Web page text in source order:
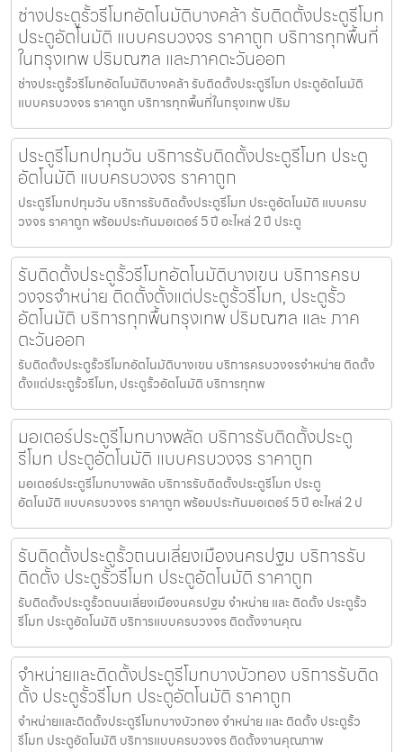
ช่างประตูรั้วรีโมทอัตโนมัติบางคล้า รับติดตั้งประตูรีโมท
ประตูอัตโนมัติ แบบครบวงจร ราคาถูก บริการทุกพื้นที่
ในกรุงเทพ ปริมณฑล และภาคตะวันออก
ช่างประตูรั้วรีโมทอัตโนมัติบางคล้า รับติดตั้งประตูรีโมท ประตูอัตโนมัติ
แบบครบวงจร ราคาถูก บริการทุกพื้นที่ในกรุงเทพ ปริม
ประตูรีโมทปทุมวัน บริการรับติดตั้งประตูรีโมท ประตู
อัตโนมัติ แบบครบวงจร ราคาถูก
ประตูรีโมทปทุมวัน บริการรับติดตั้งประตูรีโมท ประตูอัตโนมัติ แบบครบ
วงจร ราคาถูก พร้อมประกันมอเตอร์ 5 ปี อะไหล่ 2 ปี ประตู
รับติดตั้งประตูรั้วรีโมทอัตโนมัติบางเขน บริการครบ
วงจรจำหน่าย ติดตั้งตั้งแต่ประตูรั้วรีโมท, ประตูรั้ว
อัตโนมัติ บริการทุกพื้นกรุงเทพ ปริมณฑล และ ภาค
ตะวันออก
รับติดตั้งประตูรั้วรีโมทอัตโนมัติบางเขน บริการครบวงจรจำหน่าย ติดตั้ง
ตั้งแต่ประตูรั้วรีโมท, ประตูรั้วอัตโนมัติ บริการทุกพ
มอเตอร์ประตูรีโมทบางพลัด บริการรับติดตั้งประตู
รีโมท ประตูอัตโนมัติ แบบครบวงจร ราคาถูก
มอเตอร์ประตูรีโมทบางพลัด บริการรับติดตั้งประตูรีโมท ประตู
อัตโนมัติ แบบครบวงจร ราคาถูก พร้อมประกันมอเตอร์ 5 ปี อะไหล่ 2 ป
รับติดตั้งประตูรั้วถนนเลี่ยงเมืองนครปฐม บริการรับ
ติดตั้ง ประตูรั้วรีโมท ประตูอัตโนมัติ ราคาถูก
รับติดตั้งประตูรั้วถนนเลี่ยงเมืองนครปฐม จำหน่าย และ ติดตั้ง ประตูรั้ว
รีโมท ประตูอัตโนมัติ บริการแบบครบวงจร ติดตั้งงานคุณ
จำหน่ายและติดตั้งประตูรีโมทบางบัวทอง บริการรับติด
ตั้ง ประตูรั้วรีโมท ประตูอัตโนมัติ ราคาถูก
จำหน่ายและติดตั้งประตูรีโมทบางบัวทอง จำหน่าย และ ติดตั้ง ประตูรั้ว
รีโมท ประตูอัตโนมัติ บริการแบบครบวงจร ติดตั้งงานคุณภาพ